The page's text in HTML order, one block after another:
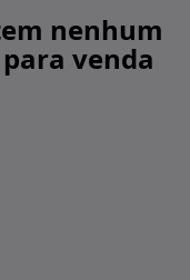
nenhum
venda